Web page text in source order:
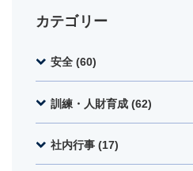
カテゴリー
安全 (60)
訓練・人財育成 (62)
社内行事 (17)